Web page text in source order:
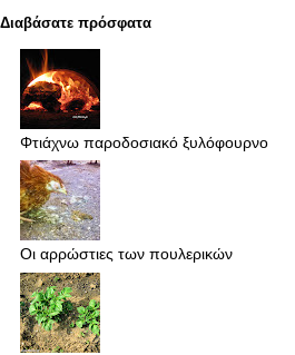
Διαβάσατε πρόσφατα
Φτιάχνω παροδοσιακό ξυλόφουρνο
Οι αρρώστιες των πουλερικών